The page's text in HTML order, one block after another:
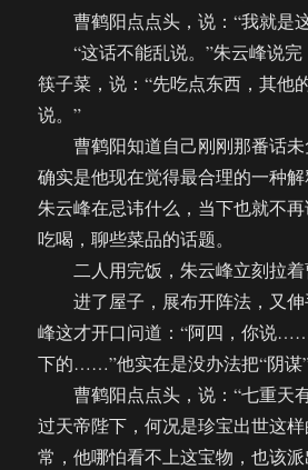
曹鹤阳点点头，说：“我就是
“这话不能乱说。”朱云峰说完
筷子菜，说：“先吃点东西，其他
说。”
曹鹤阳知道自己刚刚那番话未
确实是他现在觉得最合理的一种
朱云峰在忌讳什么，当下也就不
吃喝，聊些菜品的话题。
二人用完饭，朱云峰立刻拉着
进了屋子，展布开阵法，又伸
峰这才开口问道：“阿四，你说
下的……”他实在是没办法把“阴谋”
曹鹤阳点点头，说：“七重天
过天帝陛下，何况是珍宝出世这
常，他哪怕看不上这宝物，也该